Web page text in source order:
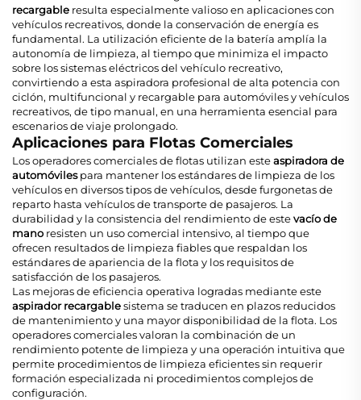
recargable resulta especialmente valioso en aplicaciones con
vehículos recreativos, donde la conservación de energía es
fundamental. La utilización eficiente de la batería amplía la
autonomía de limpieza, al tiempo que minimiza el impacto
sobre los sistemas eléctricos del vehículo recreativo,
convirtiendo a esta aspiradora profesional de alta potencia con
ciclón, multifuncional y recargable para automóviles y vehículos
recreativos, de tipo manual, en una herramienta esencial para
escenarios de viaje prolongado.
Aplicaciones para Flotas Comerciales
Los operadores comerciales de flotas utilizan esteaspiradora de
automóvilespara mantener los estándares de limpieza de los
vehículos en diversos tipos de vehículos, desde furgonetas de
reparto hasta vehículos de transporte de pasajeros. La
durabilidad y la consistencia del rendimiento de estevacío de
mano resisten un uso comercial intensivo, al tiempo que
ofrecen resultados de limpieza fiables que respaldan los
estándares de apariencia de la flota y los requisitos de
satisfacción de los pasajeros.
Las mejoras de eficiencia operativa logradas mediante este
aspirador recargablesistema se traducen en plazos reducidos
de mantenimiento y una mayor disponibilidad de la flota. Los
operadores comerciales valoran la combinación de un
rendimiento potente de limpieza y una operación intuitiva que
permite procedimientos de limpieza eficientes sin requerir
formación especializada ni procedimientos complejos de
configuración.